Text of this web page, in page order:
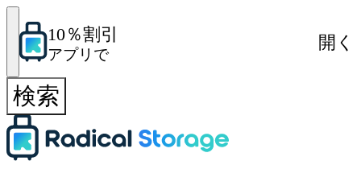
10％割引
アプリで
開く
検索